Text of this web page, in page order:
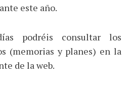
este año.
podréis consultar los
(memorias y planes) en la
de la web.